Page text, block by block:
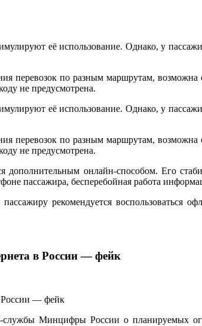
её использование. Однако, у
перевозок по разным маршрутам,
не предусмотрена.
её использование. Однако, у
перевозок по разным маршрутам,
не предусмотрена.
онлайн-способом. Его
пассажира, бесперебойная работа
рекомендуется воспользоваться
в России — фейк
Минцифры России о планируемых